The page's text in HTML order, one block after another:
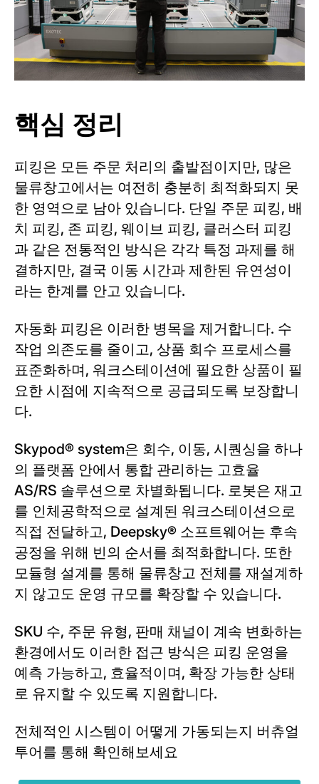
핵심 정리
피킹은 모든 주문 처리의 출발점이지만, 많은
물류창고에서는 여전히 충분히 최적화되지 못
한 영역으로 남아 있습니다. 단일 주문 피킹, 배
치 피킹, 존 피킹, 웨이브 피킹, 클러스터 피킹
과 같은 전통적인 방식은 각각 특정 과제를 해
결하지만, 결국 이동 시간과 제한된 유연성이
라는 한계를 안고 있습니다.
자동화 피킹은 이러한 병목을 제거합니다. 수
작업 의존도를 줄이고, 상품 회수 프로세스를
표준화하며, 워크스테이션에 필요한 상품이 필
요한 시점에 지속적으로 공급되도록 보장합니
다.
Skypod® system은 회수, 이동, 시퀀싱을 하나
의 플랫폼 안에서 통합 관리하는 고효율
AS/RS 솔루션으로 차별화됩니다. 로봇은 재고
를 인체공학적으로 설계된 워크스테이션으로
직접 전달하고, Deepsky® 소프트웨어는 후속
공정을 위해 빈의 순서를 최적화합니다. 또한
모듈형 설계를 통해 물류창고 전체를 재설계하
지 않고도 운영 규모를 확장할 수 있습니다.
SKU 수, 주문 유형, 판매 채널이 계속 변화하는
환경에서도 이러한 접근 방식은 피킹 운영을
예측 가능하고, 효율적이며, 확장 가능한 상태
로 유지할 수 있도록 지원합니다.
전체적인 시스템이 어떻게 가동되는지 버츄얼
투어를 통해 확인해보세요